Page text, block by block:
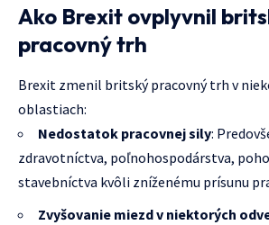
Ako Brexit ovplyvnil
pracovný trh
Brexit zmenil britský pracovný trh v
oblastiach:
Nedostatok pracovnej sily:
zdravotníctva, poľnohospodárstva,
stavebníctva kvôli zníženému prísunu
Zvyšovanie miezd v niektorých